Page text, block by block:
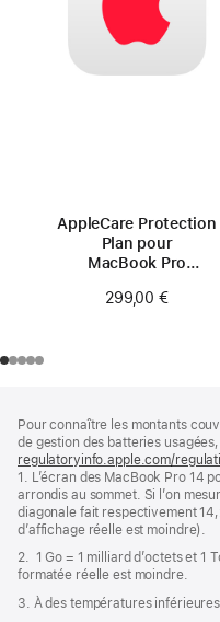
AppleCare Protection
Plan pour
MacBook Pro
299,00 €
de
page
de
bas
de
page
Pour connaître les montants
de gestion des batteries
regulatoryinfo.apple.com/
1. L’écran des MacBook Pro 14
arrondis au sommet. Si l’on
diagonale fait respectivement
d’affichage réelle est moindre).
2. 1 Go = 1 milliard d’octets et 1
formatée réelle est moindre.
3. À des températures